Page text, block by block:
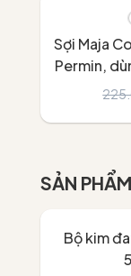
This
Sợi Maja
Permin,
SẢN
Bộ kim